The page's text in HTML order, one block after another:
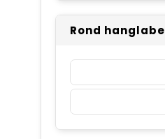
Rond